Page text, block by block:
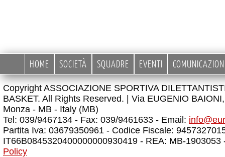
HOME SOCIETÀ SQUADRE EVENTI
Copyright ASSOCIAZIONE SPORTIVA
BASKET. All Rights Reserved. | Via EUGENIO
Monza - MB - Italy (MB)
Tel: 039/9467134 - Fax: 039/9461633 - Email:
Partita Iva: 03679350961 - Codice Fiscale:
IT66B0845320400000000930419 - REA: MB-
Policy